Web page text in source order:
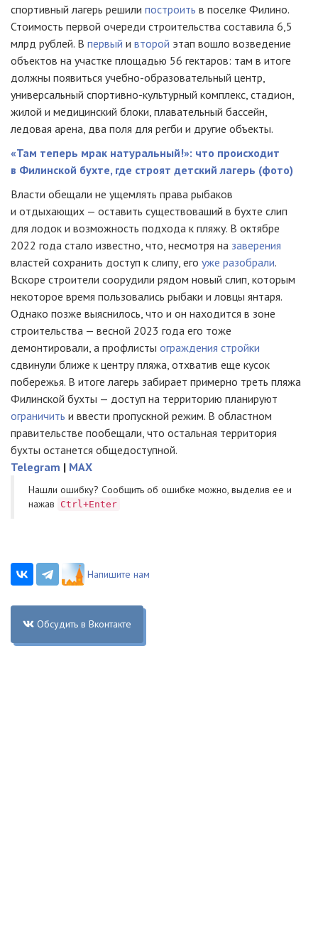
спортивный лагерь решили построить в поселке Филино.
Стоимость первой очереди строительства составила 6,5
млрд рублей. В первый и второй этап вошло возведение
объектов на участке площадью 56 гектаров: там в итоге
должны появиться учебно-образовательный центр,
универсальный спортивно-культурный комплекс, стадион,
жилой и медицинский блоки, плавательный бассейн,
ледовая арена, два поля для регби и другие объекты.
«Там теперь мрак натуральный!»: что происходит
в Филинской бухте, где строят детский лагерь (фото)
Власти обещали не ущемлять права рыбаков
и отдыхающих — оставить существоваший в бухте слип
для лодок и возможность подхода к пляжу. В октябре
2022 года стало известно, что, несмотря на заверения
властей сохранить доступ к слипу, его уже разобрали.
Вскоре строители соорудили рядом новый слип, которым
некоторое время пользовались рыбаки и ловцы янтаря.
Однако позже выяснилось, что и он находится в зоне
строительства — весной 2023 года его тоже
демонтировали, а профлисты ограждения стройки
сдвинули ближе к центру пляжа, отхватив еще кусок
побережья. В итоге лагерь забирает примерно треть пляжа
Филинской бухты — доступ на территорию планируют
ограничить и ввести пропускной режим. В областном
правительстве пообещали, что остальная территория
бухты останется общедоступной.
Telegram | MAX
Нашли ошибку? Cообщить об ошибке можно, выделив ее и
нажав
Ctrl+Enter
Напишите нам
Обсудить в Вконтакте